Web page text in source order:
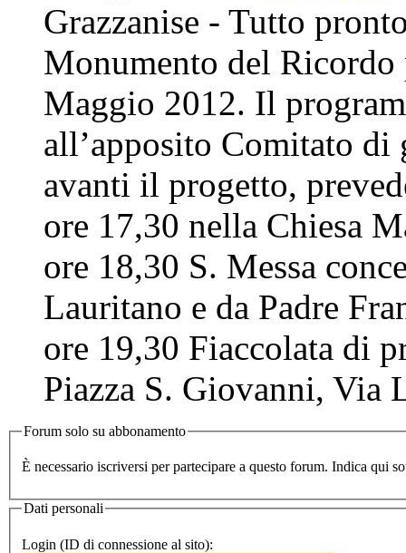
Grazzanise - Tutto
Monumento del Ricordo
Maggio 2012. Il
all’apposito Comitato di
avanti il progetto,
ore 17,30 nella Chiesa
ore 18,30 S. Messa
Lauritano e da Padre
ore 19,30 Fiaccolata di
Piazza S. Giovanni, Via
Forum solo su abbonamento
Dati personali
Login (ID di connessione al sito):